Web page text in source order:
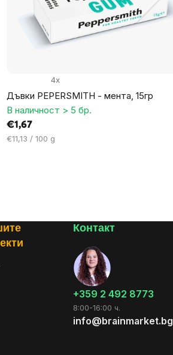
Дъвки PEPERSMITH - мента, 15гр
4x
В наличност > 5 бр.
€1,67
Цена
€11,13 / 100 g
Контакт
+359 2 492 8773
8:00-16:00 ч.
info@brainmarket.bg